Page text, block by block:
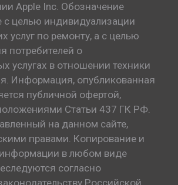
Apple Inc. Обозначение
с целью индивидуализации
услуг по ремонту, а с целью
потребителей о
услугах в отношении техники
Информация, опубликованная
публичной офертой,
Статьи 437 ГК РФ.
на данном сайте,
правами. Копирование и
в любом виде
согласно